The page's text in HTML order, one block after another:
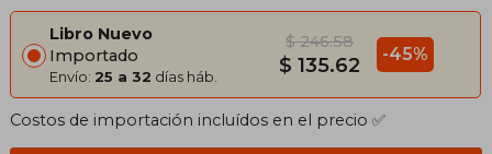
Libro Nuevo
Importado
Envío: 25 a 32 días háb.
$ 246.58
$ 135.62 -45%
Costos de importación incluídos en el precio ✅